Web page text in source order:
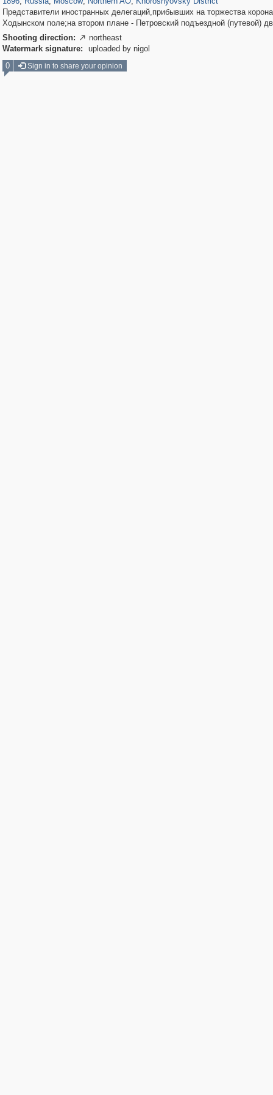
Представители иностранных делегаций,прибывших на торжества
Ходынском поле;на втором плане - Петровский подъездной (путевой)
Shooting direction:  northeast
Watermark signature:
uploaded by nigol
0
Sign in to share your opinion